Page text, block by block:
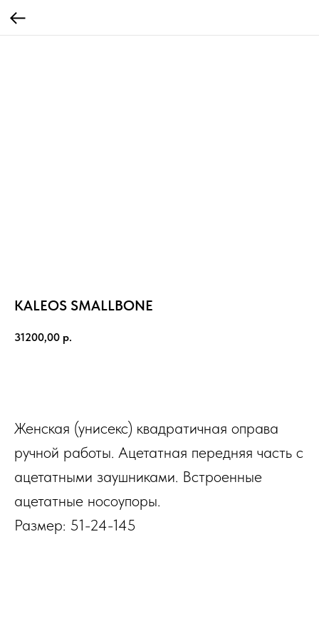
KALEOS SMALLBONE
31200,00 р.
Женская (унисекс) квадратичная оправа
ручной работы. Ацетатная передняя часть с
ацетатными заушниками. Встроенные
ацетатные носоупоры.
Размер: 51-24-145